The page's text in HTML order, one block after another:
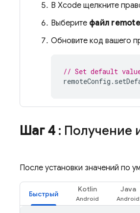
В Xcode щелкните
Выберите файл
Обновите код вашего
// Set default
remoteConfig .
Шаг 4 : Получение
После установки значений по
Быстрый
Kotlin Java